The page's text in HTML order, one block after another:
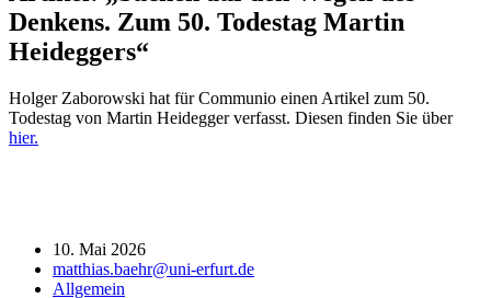
Denkens. Zum 50. Todestag Martin
Heideggers“
Holger Zaborowski hat für Communio einen Artikel zum 50.
Todestag von Martin Heidegger verfasst. Diesen finden Sie über
hier.
10. Mai 2026
matthias.baehr@uni-erfurt.de
Allgemein